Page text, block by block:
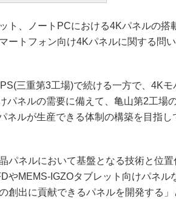
ト、ノートPCにおける4Kパネルの搭
ートフォン向け4Kパネルに関する問
三重第3工場)で続ける一方で、4Kモ
パネルの需要に備えて、亀山第2工場
ネルが生産できる体制の構築を目指し
パネルにおいて基盤となる技術と位置
やMEMS-IGZOタブレット向けパネル
創出に貢献できるパネルを開発する」